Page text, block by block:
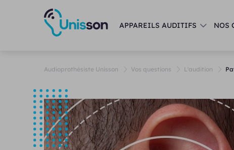
APPAREILS AUDITIFS NOS
Audioprothésiste Unisson Vos questions L'audition